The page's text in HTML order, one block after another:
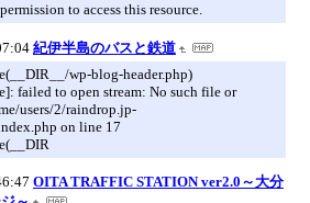
to access this resource.
紀伊半島のバスと鉄道
wp-blog-header.php)
failed to open stream: No such file or
users/2/raindrop.jp-
on line 17
OITA TRAFFIC STATION ver2.0～大分